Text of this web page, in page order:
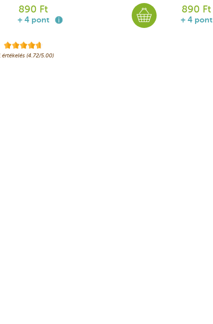
890 Ft
+ 4 pont
értékelés (4.72/5.00)
890 Ft
+ 4 pont